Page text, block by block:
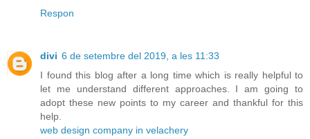
Respon
divi 6 de setembre del 2019, a les 11:33
I found this blog after a long time which is really helpful to
let me understand different approaches. I am going to
adopt these new points to my career and thankful for this
help.
web design company in velachery